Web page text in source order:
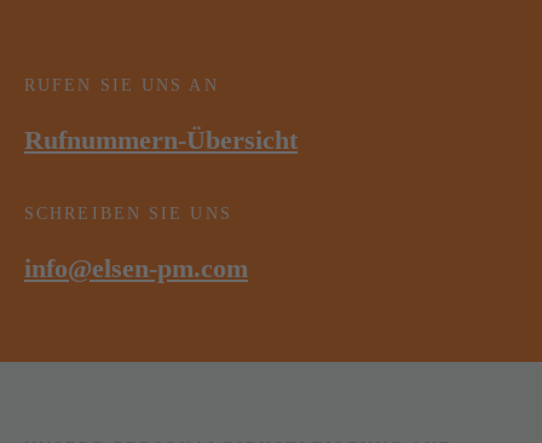
RUFEN SIE UNS AN
Rufnummern-Übersicht
SCHREIBEN SIE UNS
info@elsen-pm.com